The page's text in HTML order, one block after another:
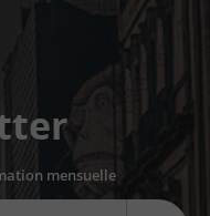
mensuelle